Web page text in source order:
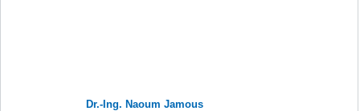
Dr.-Ing. Naoum Jamous